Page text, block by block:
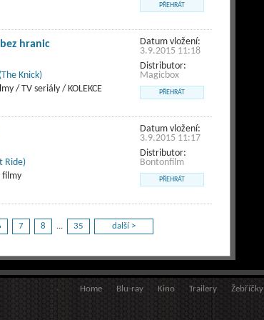
PŘEHRÁT
hranic
Knick)
/ TV seriály / KOLEKCE
Datum vložení:
3.9.2015 11:18
Distributor:
Magicbox
PŘEHRÁT
Ride)
filmy
Datum vložení:
3.9.2015 11:17
Distributor:
Bontonfilm
PŘEHRÁT
7 8 ... 35 další >
Žebříčky
Trailery
Kino
Blu-ray
Home